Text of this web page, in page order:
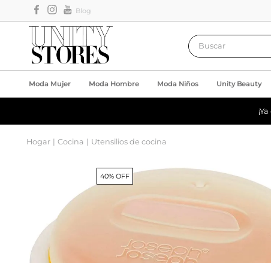
Blog
Buscar
Moda Mujer Moda Hombre Moda Niños Unity Beauty
Hogar Cocina Utensilios de cocina
40% OFF